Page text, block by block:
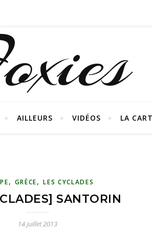
AILLEURS VIDÉOS LA
, GRÈCE,LES CYCLADES
SANTORIN
14 juillet 2013